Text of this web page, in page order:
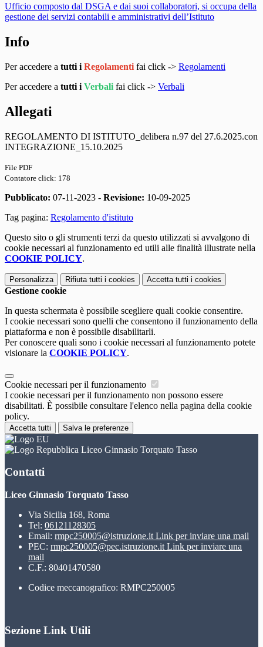
Ufficio composto dal DSGA e dai suoi collaboratori, si occupa della
gestione dei servizi contabili e amministrativi dell’Istituto
Info
Per accedere a tutti i Regolamenti fai click -> Regolamenti
Per accedere a tutti i Verbali fai click -> Verbali
Allegati
REGOLAMENTO DI ISTITUTO_delibera n.97 del 27.6.2025.con
INTEGRAZIONE_15.10.2025
File PDF
Contatore click: 178
Pubblicato: 07-11-2023 - Revisione: 10-09-2025
Tag pagina: Regolamento d'istituto
Questo sito o gli strumenti terzi da questo utilizzati si avvalgono di
cookie necessari al funzionamento ed utili alle finalità illustrate nella
COOKIE POLICY.
Personalizza Rifiuta tutti i cookies Accetta tutti i cookies
Gestione cookie
In questa schermata è possibile scegliere quali cookie consentire.
I cookie necessari sono quelli che consentono il funzionamento della
piattaforma e non è possibile disabilitarli.
Per conoscere quali sono i cookie necessari al funzionamento potete
visionare la COOKIE POLICY.
Cookie necessari per il funzionamento
I cookie necessari per il funzionamento non possono essere
disabilitati. È possibile consultare l'elenco nella pagina della cookie
policy.
Accetta tutti Salva le preferenze
Liceo Ginnasio Torquato Tasso
Contatti
Liceo Ginnasio Torquato Tasso
Via Sicilia 168, Roma
Tel: 06121128305
Email: rmpc250005@istruzione.it Link per inviare una mail
PEC: rmpc250005@pec.istruzione.it Link per inviare una
mail
C.F.: 80401470580
Codice meccanografico: RMPC250005
Sezione Link Utili